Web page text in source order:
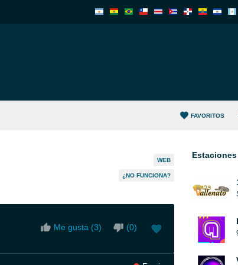
FAVORITOS
WEB
¿NO FUNCIONA?
Me gusta (3) (0)